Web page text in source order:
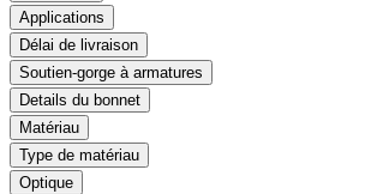
Applications
Délai de livraison
Soutien-gorge à armatures
Details du bonnet
Matériau
Type de matériau
Optique